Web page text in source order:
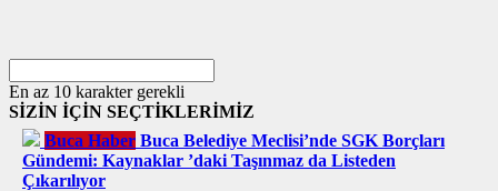
En az 10 karakter gerekli
SİZİN İÇİN SEÇTİKLERİMİZ
Buca Haber Buca Belediye Meclisi’nde SGK Borçları
Gündemi: Kaynaklar ’daki Taşınmaz da Listeden
Çıkarılıyor